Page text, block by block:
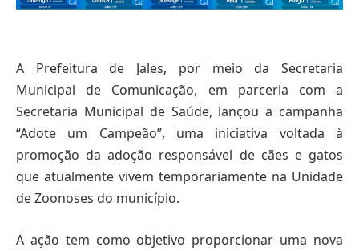
A Prefeitura de Jales, por meio da Secretaria
Municipal de Comunicação, em parceria com a
Secretaria Municipal de Saúde, lançou a campanha
“Adote um Campeão”, uma iniciativa voltada à
promoção da adoção responsável de cães e gatos
que atualmente vivem temporariamente na Unidade
de Zoonoses do município.
A ação tem como objetivo proporcionar uma nova